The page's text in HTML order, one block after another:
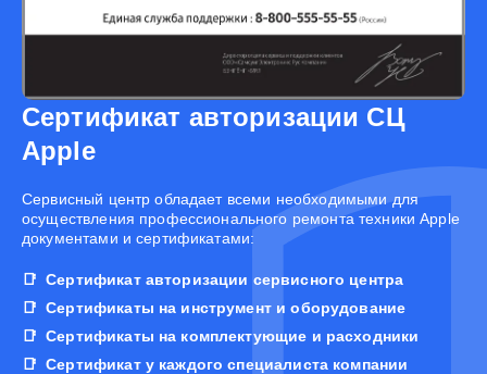
Сертификат авторизации СЦ
Apple
Cервисный центр обладает всеми необходимыми для
осуществления профессионального ремонта техники Apple
документами и сертификатами:
Сертификат авторизации сервисного центра
Сертификаты на инструмент и оборудование
Сертификаты на комплектующие и расходники
Сертификат у каждого специалиста компании